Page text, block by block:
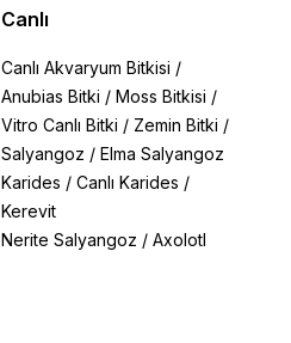
Canlı
Canlı Akvaryum Bitkisi /
Anubias Bitki /Moss Bitkisi /
Vitro Canlı Bitki / Zemin Bitki /
Salyangoz /Elma Salyangoz
Karides /Canlı Karides /
Kerevit
Nerite Salyangoz /Axolotl